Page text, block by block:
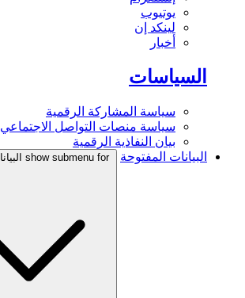
يوتيوب
لينكد إن
أخبار
السياسات
سياسة المشاركة الرقمية
سياسة منصات التواصل الاجتماعي
بيان النفاذية الرقمية
البيانات المفتوحة
show submenu for البيانات المفتوحة